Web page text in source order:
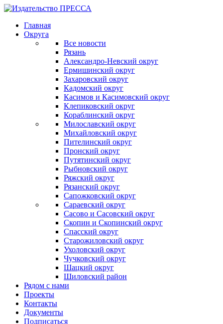
Главная
Округа
Все новости
Рязань
Александро-Невский округ
Ермишинский округ
Захаровский округ
Кадомский округ
Касимов и Касимовский округ
Клепиковский округ
Кораблинский округ
Милославский округ
Михайловский округ
Пителинский округ
Пронский округ
Путятинский округ
Рыбновский округ
Ряжский округ
Рязанский округ
Сапожковский округ
Сараевский округ
Сасово и Сасовский округ
Скопин и Скопинский округ
Спасский округ
Старожиловский округ
Ухоловский округ
Чучковский округ
Шацкий округ
Шиловский район
Рядом с нами
Проекты
Контакты
Документы
Подписаться